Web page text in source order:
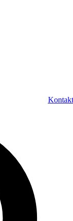
Kontakt